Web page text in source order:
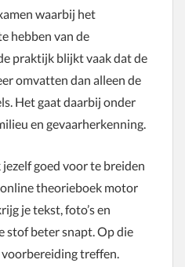
waarbij het
hebben van de
praktijk blijkt vaak dat de
omvatten dan alleen de
Het gaat daarbij onder
en gevaarherkenning.
goed voor te breiden
theorieboek motor
je tekst, foto’s en
stof beter snapt. Op die
voorbereiding treffen.